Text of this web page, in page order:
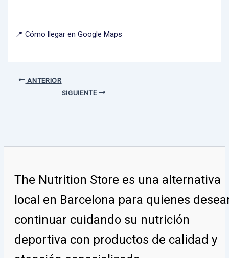
📍 Cómo llegar en Google Maps
ANTERIOR
SIGUIENTE
The Nutrition Store es una alternativa
local en Barcelona para quienes
continuar cuidando su nutrición
deportiva con productos de calidad y